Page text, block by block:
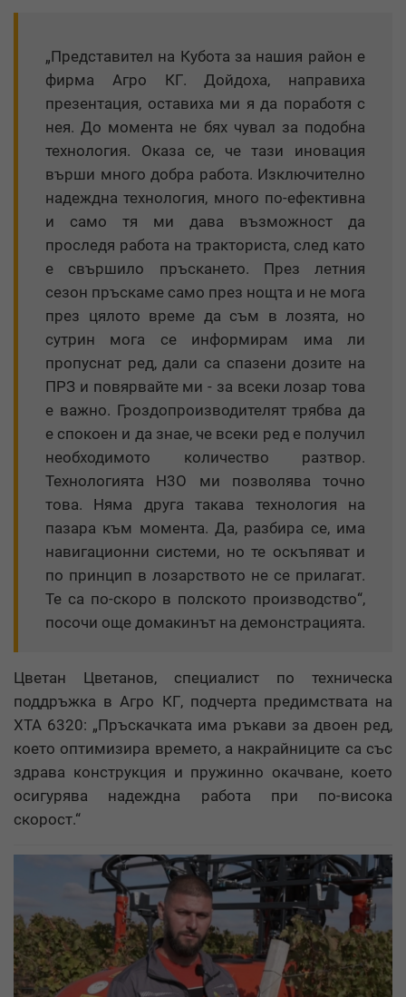
„Представител на Кубота за нашия район е
фирма Агро КГ. Дойдоха, направиха
презентация, оставиха ми я да поработя с
нея. До момента не бях чувал за подобна
технология. Оказа се, че тази иновация
върши много добра работа. Изключително
надеждна технология, много по-ефективна
и само тя ми дава възможност да
проследя работа на тракториста, след като
е свършило пръскането. През летния
сезон пръскаме само през нощта и не мога
през цялото време да съм в лозята, но
сутрин мога се информирам има ли
пропуснат ред, дали са спазени дозите на
ПРЗ и повярвайте ми - за всеки лозар това
е важно. Гроздопроизводителят трябва да
е спокоен и да знае, че всеки ред е получил
необходимото количество разтвор.
Технологията Н3О ми позволява точно
това. Няма друга такава технология на
пазара към момента. Да, разбира се, има
навигационни системи, но те оскъпяват и
по принцип в лозарството не се прилагат.
Те са по-скоро в полското производство“,
посочи още домакинът на демонстрацията.
Цветан Цветанов, специалист по техническа
поддръжка в Агро КГ, подчерта предимствата на
ХТА 6320: „Пръскачката има ръкави за двоен ред,
което оптимизира времето, а накрайниците са със
здрава конструкция и пружинно окачване, което
осигурява надеждна работа при по-висока
скорост.“